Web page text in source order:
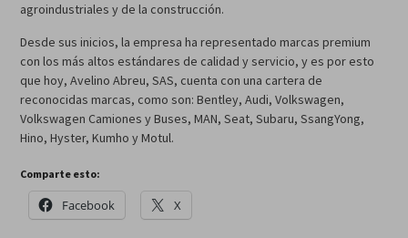
agroindustriales y de la construcción.
Desde sus inicios, la empresa ha representado marcas premium
con los más altos estándares de calidad y servicio, y es por esto
que hoy, Avelino Abreu, SAS, cuenta con una cartera de
reconocidas marcas, como son: Bentley, Audi, Volkswagen,
Volkswagen Camiones y Buses, MAN, Seat, Subaru, SsangYong,
Hino, Hyster, Kumho y Motul.
Comparte esto:
Facebook X